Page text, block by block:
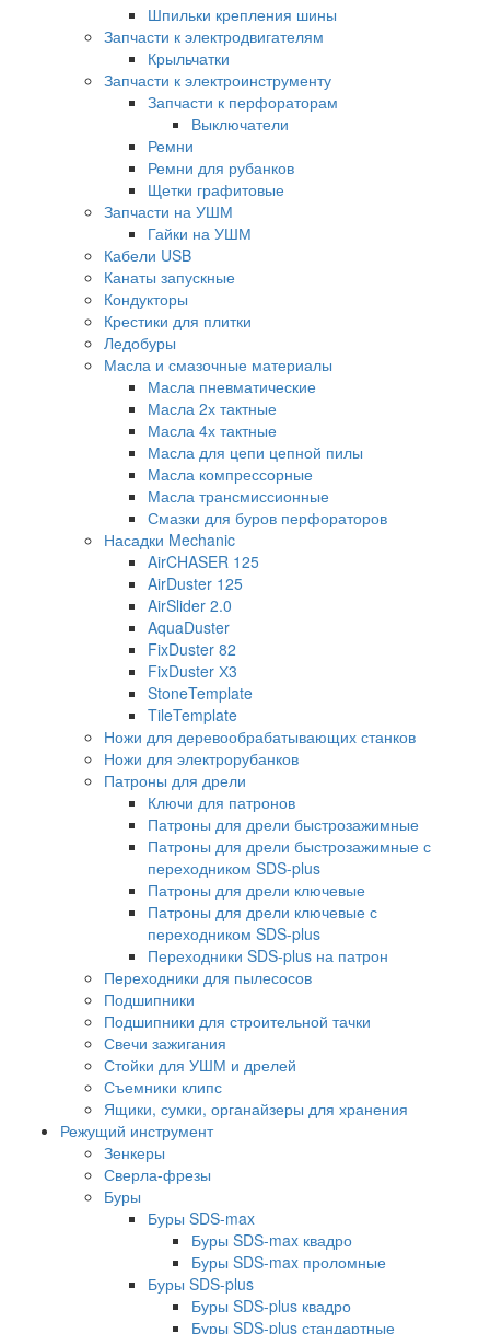
Шпильки крепления шины
Запчасти к электродвигателям
Крыльчатки
Запчасти к электроинструменту
Запчасти к перфораторам
Выключатели
Ремни
Ремни для рубанков
Щетки графитовые
Запчасти на УШМ
Гайки на УШМ
Кабели USB
Канаты запускные
Кондукторы
Крестики для плитки
Ледобуры
Масла и смазочные материалы
Масла пневматические
Масла 2х тактные
Масла 4х тактные
Масла для цепи цепной пилы
Масла компрессорные
Масла трансмиссионные
Смазки для буров перфораторов
Насадки Mechanic
AirCHASER 125
AirDuster 125
AirSlider 2.0
AquaDuster
FixDuster 82
FixDuster Х3
StoneTemplate
TileTemplate
Ножи для деревообрабатывающих станков
Ножи для электрорубанков
Патроны для дрели
Ключи для патронов
Патроны для дрели быстрозажимные
Патроны для дрели быстрозажимные с
переходником SDS-plus
Патроны для дрели ключевые
Патроны для дрели ключевые с
переходником SDS-plus
Переходники SDS-plus на патрон
Переходники для пылесосов
Подшипники
Подшипники для строительной тачки
Свечи зажигания
Стойки для УШМ и дрелей
Съемники клипс
Ящики, сумки, органайзеры для хранения
Режущий инструмент
Зенкеры
Сверла-фрезы
Буры
Буры SDS-max
Буры SDS-max квадро
Буры SDS-max проломные
Буры SDS-plus
Буры SDS-plus квадро
Буры SDS-plus стандартные